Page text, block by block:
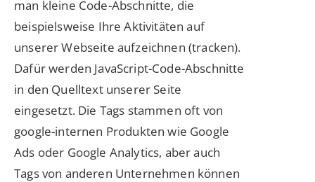
man kleine Code-Abschnitte, die
beispielsweise Ihre Aktivitäten auf
unserer Webseite aufzeichnen (tracken).
Dafür werden JavaScript-Code-Abschnitte
in den Quelltext unserer Seite
eingesetzt. Die Tags stammen oft von
google-internen Produkten wie Google
Ads oder Google Analytics, aber auch
Tags von anderen Unternehmen können